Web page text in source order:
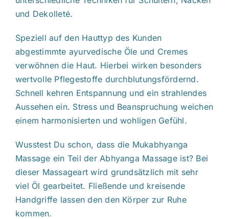
und Dekolleté.
Speziell auf den Hauttyp des Kunden
abgestimmte ayurvedische Öle und Cremes
verwöhnen die Haut. Hierbei wirken besonders
wertvolle Pflegestoffe durchblutungsfördernd.
Schnell kehren Entspannung und ein strahlendes
Aussehen ein. Stress und Beanspruchung weichen
einem harmonisierten und wohligen Gefühl.
Wusstest Du schon, dass die Mukabhyanga
Massage ein Teil der Abhyanga Massage ist? Bei
dieser Massageart wird grundsätzlich mit sehr
viel Öl gearbeitet. Fließende und kreisende
Handgriffe lassen den den Körper zur Ruhe
kommen.